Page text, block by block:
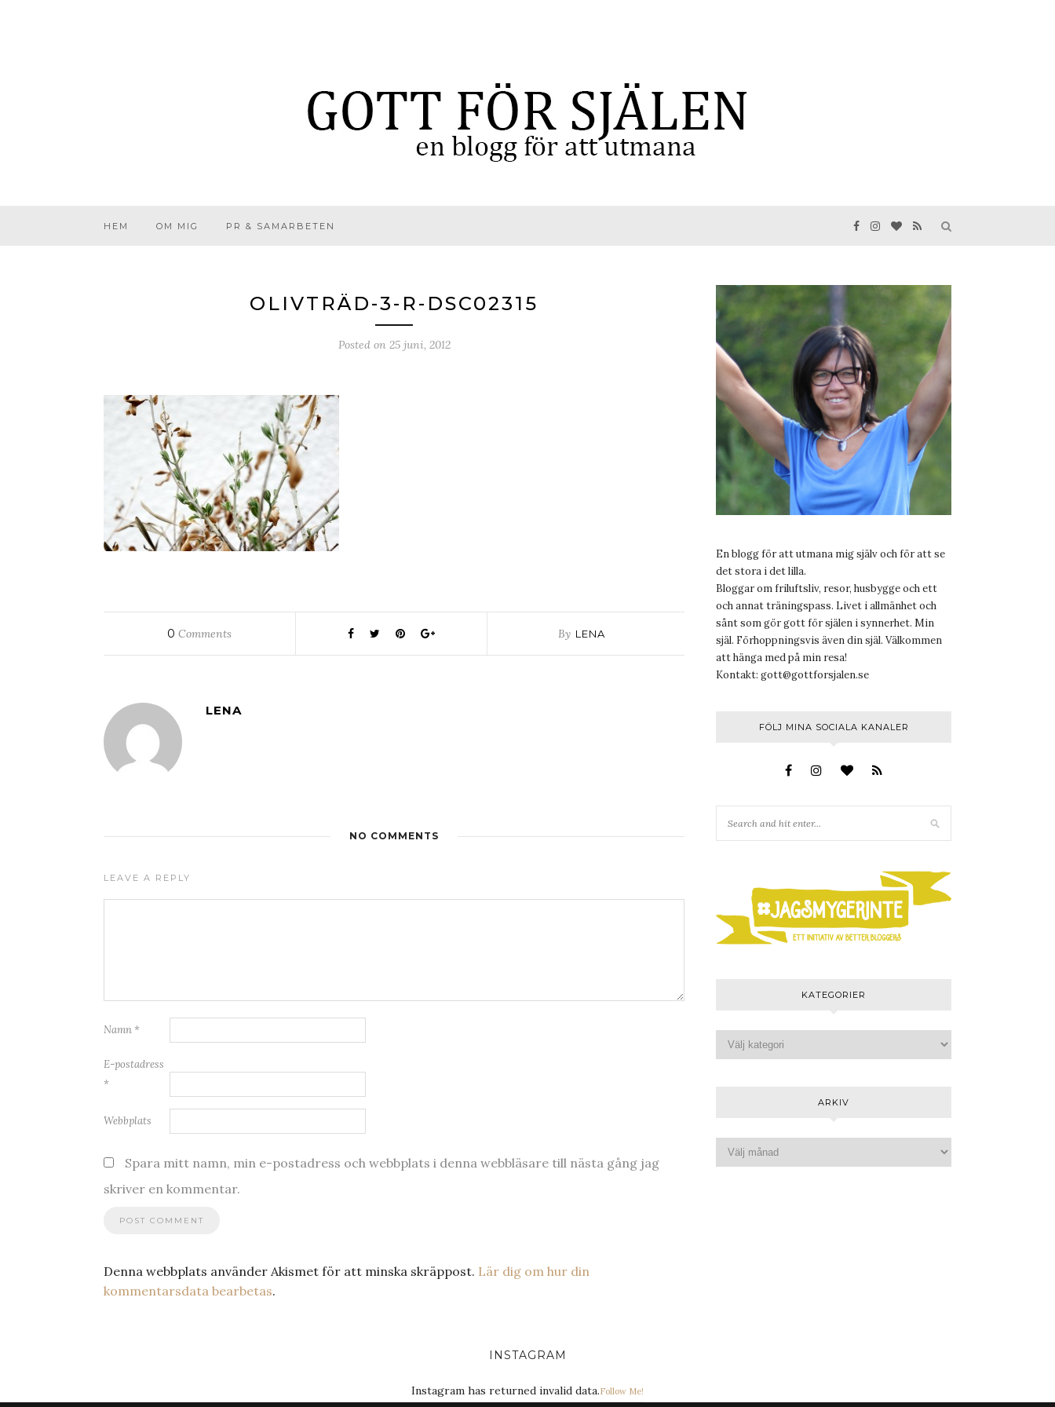
HEM OM MIG PR & SAMARBETEN
OLIVTRÄD-3-R-DSC02315
Posted on 25 juni, 2012
0 Comments By LENA
LENA
NO COMMENTS
LEAVE A REPLY
Namn *
E-postadress
*
Webbplats
Spara mitt namn, min e-postadress och webbplats i denna webbläsare till nästa gång jag
skriver en kommentar.
Denna webbplats använder Akismet för att minska skräppost. Lär dig om hur din
kommentarsdata bearbetas.
En blogg för att utmana mig själv och för att se
det stora i det lilla.
Bloggar om friluftsliv, resor, husbygge och ett
och annat träningspass. Livet i allmänhet och
sånt som gör gott för själen i synnerhet. Min
själ. Förhoppningsvis även din själ. Välkommen
att hänga med på min resa!
Kontakt: gott@gottforsjalen.se
FÖLJ MINA SOCIALA KANALER
KATEGORIER
ARKIV
INSTAGRAM
Instagram has returned invalid data.Follow Me!